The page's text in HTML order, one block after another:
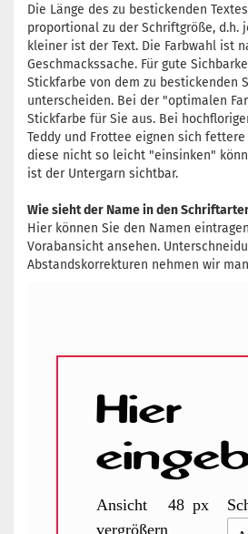
Die Länge des zu bestickenden
proportional zu der Schriftgröße, d.h.
kleiner ist der Text. Die Farbwahl ist
Geschmackssache. Für gute
Stickfarbe von dem zu bestickenden
unterscheiden. Bei der "optimalen
Stickfarbe für Sie aus. Bei
Teddy und Frottee eignen sich
diese nicht so leicht "einsinken"
ist der Untergarn sichtbar.
Wie sieht der Name in den
Hier können Sie den Namen
Vorabansicht ansehen.
Abstandskorrekturen nehmen wir